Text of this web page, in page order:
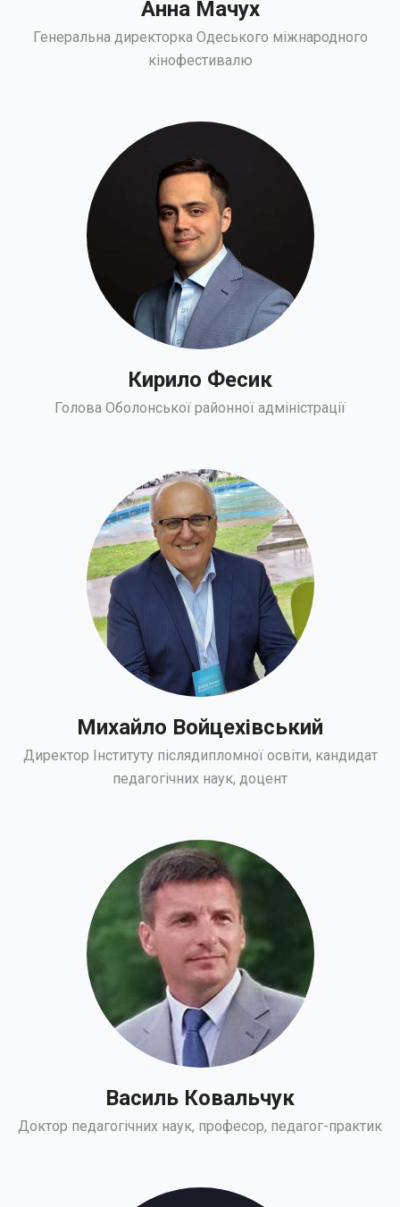
Анна Мачух
Генеральна директорка Одеського міжнародного
кінофестивалю
Кирило Фесик
Голова Оболонської районної адміністрації
Михайло Войцехівський
Директор Інституту післядипломної освіти, кандидат
педагогічних наук, доцент
Василь Ковальчук
Доктор педагогічних наук, професор, педагог-практик